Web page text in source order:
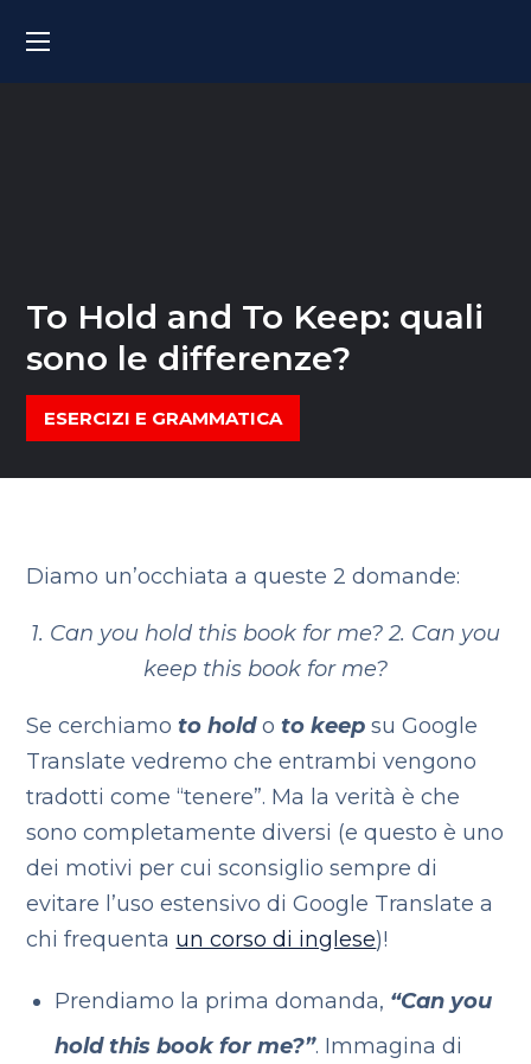
To Hold and To Keep: quali
sono le differenze?
ESERCIZI E GRAMMATICA
Diamo un’occhiata a queste 2 domande:
1. Can you hold this book for me?2. Can you
keep this book for me?
Se cerchiamoto holdoto keep su Google
Translate vedremo che entrambi vengono
tradotti come “tenere”. Ma la verità è che
sono completamente diversi (e questo è uno
dei motivi per cui sconsiglio sempre di
evitare l’uso estensivo di Google Translate a
chi frequenta un corso di inglese)!
Prendiamo la prima domanda, “Can you
hold this book for me?”. Immagina di